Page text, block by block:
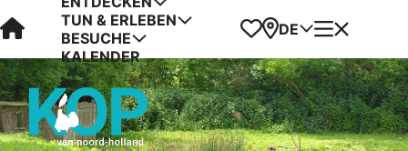
Visit Kop van Holland
TUN & ERLEBEN
BESUCHE
KALENDER
Favoriten
Karte
DE Menü